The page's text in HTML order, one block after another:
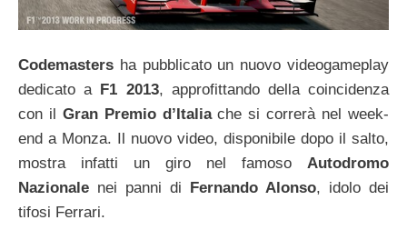
Codemasters ha pubblicato un nuovo videogameplay
dedicato a F1 2013, approfittando della coincidenza
con il Gran Premio d’Italiache si correrà nel week-
end a Monza. Il nuovo video, disponibile dopo il salto,
mostra infatti un giro nel famoso Autodromo
Nazionale nei panni di Fernando Alonso, idolo dei
tifosi Ferrari.